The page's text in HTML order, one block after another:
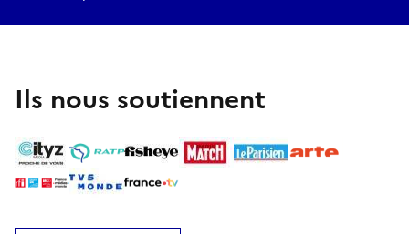
Ils nous soutiennent